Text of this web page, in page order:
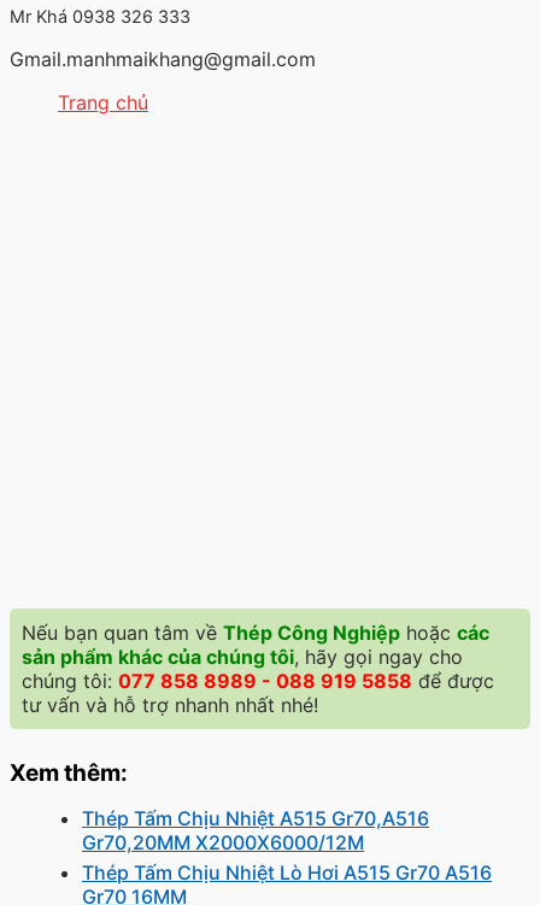
Mr Khá 0938 326 333
Gmail.manhmaikhang@gmail.com
Trang chủ
Nếu bạn quan tâm về Thép Công Nghiệp hoặc các
sản phẩm khác của chúng tôi, hãy gọi ngay cho
chúng tôi: 077 858 8989 - 088 919 5858 để được
tư vấn và hỗ trợ nhanh nhất nhé!
Xem thêm:
Thép Tấm Chịu Nhiệt A515 Gr70,A516
Gr70,20MM X2000X6000/12M
Thép Tấm Chịu Nhiệt Lò Hơi A515 Gr70 A516
Gr70 16MM